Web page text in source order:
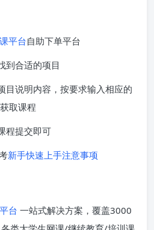
平台自助下单平台
到合适的项目
目说明内容，按要求输入相应的
取课程
程提交即可
新手快速上手注意事项
台 一站式解决方案，覆盖3000